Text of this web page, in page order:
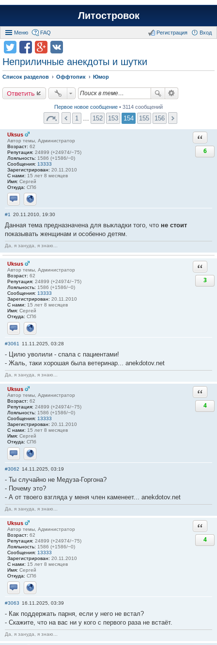
Литостровок
Меню FAQ Вход
Регистрация
Неприличные анекдоты и шутки
Список разделов Оффтопик Юмор
Ответить
Первое новое сообщение • 3114 сообщений
1 152 153 154 155 156
Uksus
Автор темы, Администратор
Возраст: 62
Репутация: 24899 (+24974/−75)
Лояльность: 1586 (+1586/−0)
Сообщения: 13333
Зарегистрирован: 20.11.2010
С нами: 15 лет 8 месяцев
Имя: Сергей
Откуда: СПб
Отправить личное сообщение
Сайт
6
#1 20.11.2010, 19:30
Данная тема предназначена для выкладки того, что не стоит
показывать женщинам и особенно детям.
Да, я зануда, я знаю...
Uksus
Автор темы, Администратор
Возраст: 62
Репутация: 24899 (+24974/−75)
Лояльность: 1586 (+1586/−0)
Сообщения: 13333
Зарегистрирован: 20.11.2010
С нами: 15 лет 8 месяцев
Имя: Сергей
Откуда: СПб
Отправить личное сообщение
Сайт
3
#3061 11.11.2025, 03:28
- Цилю уволили - спала с пациентами!
- Жаль, таки хорошая была ветеринар... anekdotov.net
Да, я зануда, я знаю...
Uksus
Автор темы, Администратор
Возраст: 62
Репутация: 24899 (+24974/−75)
Лояльность: 1586 (+1586/−0)
Сообщения: 13333
Зарегистрирован: 20.11.2010
С нами: 15 лет 8 месяцев
Имя: Сергей
Откуда: СПб
Отправить личное сообщение
Сайт
4
#3062 14.11.2025, 03:19
- Ты случайно не Медуза-Горгона?
- Почему это?
- А от твоего взгляда у меня член каменеет... anekdotov.net
Да, я зануда, я знаю...
Uksus
Автор темы, Администратор
Возраст: 62
Репутация: 24899 (+24974/−75)
Лояльность: 1586 (+1586/−0)
Сообщения: 13333
Зарегистрирован: 20.11.2010
С нами: 15 лет 8 месяцев
Имя: Сергей
Откуда: СПб
Отправить личное сообщение
Сайт
4
#3063 16.11.2025, 03:39
- Как поддержать парня, если у него не встал?
- Скажите, что на вас ни у кого с первого раза не встаёт.
Да, я зануда, я знаю...